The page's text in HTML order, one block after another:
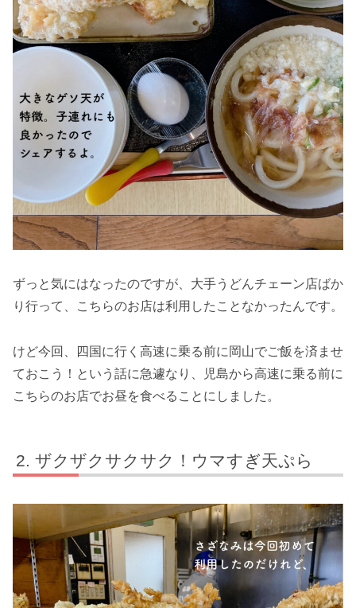
ずっと気にはなったのですが、大手うどんチェーン店ばか
り行って、こちらのお店は利用したことなかったんです。
けど今回、四国に行く高速に乗る前に岡山でご飯を済ませ
ておこう！という話に急遽なり、児島から高速に乗る前に
こちらのお店でお昼を食べることにしました。
ザクザクサクサク！ウマすぎ天ぷら